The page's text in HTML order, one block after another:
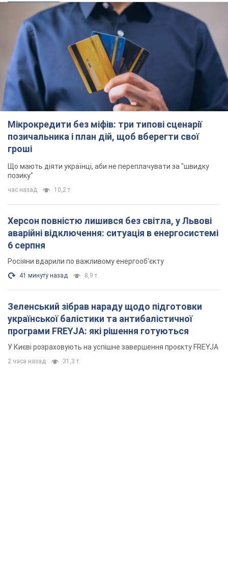
Мікрокредити без міфів: три типові сценарії
позичальника і план дій, щоб вберегти свої
гроші
Що мають діяти українці, аби не переплачувати за "швидку
позику"
час назад 10,2 т.
Херсон повністю лишився без світла, у Львові
аварійні відключення: ситуація в енергосистемі
6 серпня
Росіяни вдарили по важливому енергооб'єкту
41 минуту назад 8,9 т.
Зеленський зібрав нараду щодо підготовки
української балістики та антибалістичної
програми FREYJA: які рішення готуються
У Києві розраховують на успішне завершення проєкту FREYJA
2 часа назад 31,3 т.